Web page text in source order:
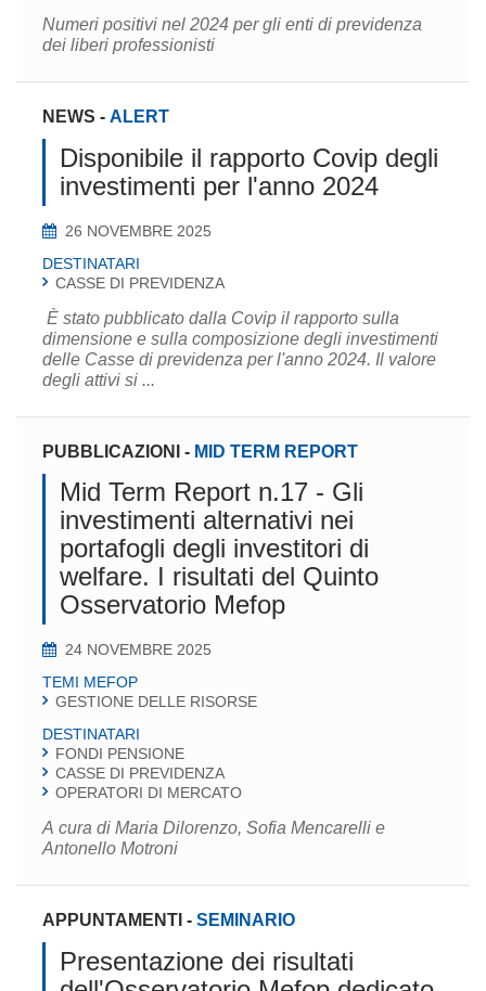
Numeri positivi nel 2024 per gli enti di previdenza
dei liberi professionisti
NEWS - ALERT
Disponibile il rapporto Covip degli
investimenti per l'anno 2024
26 NOVEMBRE 2025
DESTINATARI
CASSE DI PREVIDENZA
È stato pubblicato dalla Covip il rapporto sulla
dimensione e sulla composizione degli investimenti
delle Casse di previdenza per l'anno 2024. Il valore
degli attivi si ...
PUBBLICAZIONI - MID TERM REPORT
Mid Term Report n.17 - Gli
investimenti alternativi nei
portafogli degli investitori di
welfare. I risultati del Quinto
Osservatorio Mefop
24 NOVEMBRE 2025
TEMI MEFOP
GESTIONE DELLE RISORSE
DESTINATARI
FONDI PENSIONE
CASSE DI PREVIDENZA
OPERATORI DI MERCATO
A cura di Maria Dilorenzo, Sofia Mencarelli e
Antonello Motroni
APPUNTAMENTI - SEMINARIO
Presentazione dei risultati